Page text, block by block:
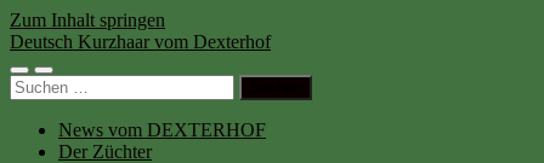
Zum Inhalt springen
Deutsch Kurzhaar vom Dexterhof
News vom DEXTERHOF
Der Züchter